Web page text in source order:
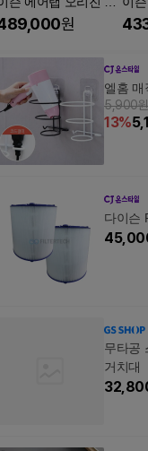
스타일러 오리지널
드 브러쉬 + 보관백
원
티
엘홈 매
5,900원
13%
다이슨
무타공
거치대